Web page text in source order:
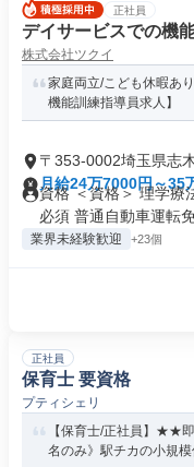
正社員
デイサービスでの機
株式会社ツクイ
家庭両立/こども休暇あ
機能訓練指導員求人】
〒353-0002埼玉県志
月給24万7000円～35
資格 ＜資格＞ 理学療
必須 普通自動車運転免
業界未経験歓迎 +23個
正社員
保育士 要資格
プティシェリ
【保育士/正社員】★★
名のみ》駅チカの小規